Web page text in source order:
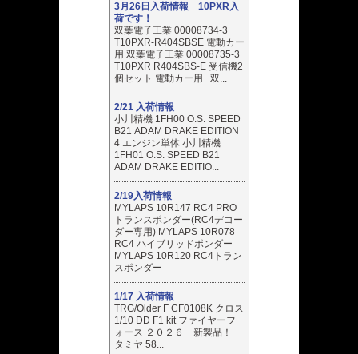
3月26日入荷情報 10PXR入
荷です！
双葉電子工業 00008734-3
T10PXR-R404SBSE 電動カー
用 双葉電子工業 00008735-3
T10PXR R404SBS-E 受信機2
個セット 電動カー用 双...
2/21 入荷情報
小川精機 1FH00 O.S. SPEED
B21 ADAM DRAKE EDITION
4 エンジン単体 小川精機
1FH01 O.S. SPEED B21
ADAM DRAKE EDITIO...
2/19入荷情報
MYLAPS 10R147 RC4 PRO
トランスポンダー(RC4デコー
ダー専用) MYLAPS 10R078
RC4 ハイブリッドポンダー
MYLAPS 10R120 RC4トラン
スポンダー
1/17 入荷情報
TRG/Older F CF0108K クロス
1/10 DD F1 kit ファイヤーフ
ォース ２０２６ 新製品！
タミヤ 58...